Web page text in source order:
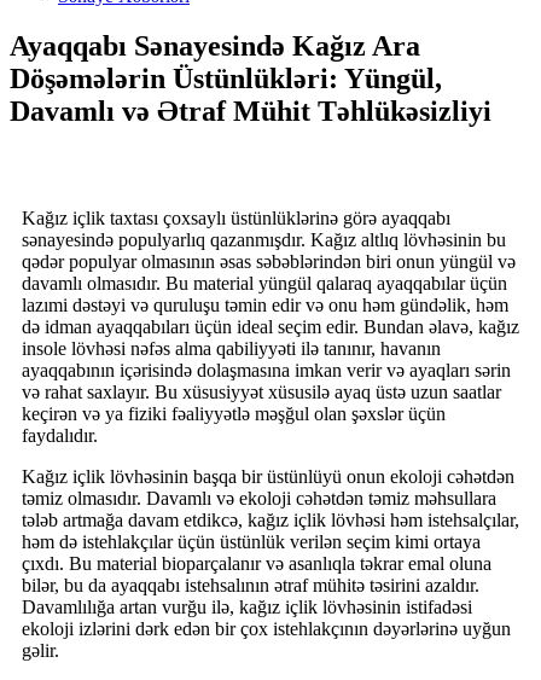
Ayaqqabı Sənayesində Kağız Ara
Döşəmələrin Üstünlükləri: Yüngül,
Davamlı və Ətraf Mühit Təhlükəsizliyi
Kağız içlik taxtası çoxsaylı üstünlüklərinə görə ayaqqabı
sənayesində populyarlıq qazanmışdır. Kağız altlıq lövhəsinin bu
qədər populyar olmasının əsas səbəblərindən biri onun yüngül və
davamlı olmasıdır. Bu material yüngül qalaraq ayaqqabılar üçün
lazımi dəstəyi və quruluşu təmin edir və onu həm gündəlik, həm
də idman ayaqqabıları üçün ideal seçim edir. Bundan əlavə, kağız
insole lövhəsi nəfəs alma qabiliyyəti ilə tanınır, havanın
ayaqqabının içərisində dolaşmasına imkan verir və ayaqları sərin
və rahat saxlayır. Bu xüsusiyyət xüsusilə ayaq üstə uzun saatlar
keçirən və ya fiziki fəaliyyətlə məşğul olan şəxslər üçün
faydalıdır.
Kağız içlik lövhəsinin başqa bir üstünlüyü onun ekoloji cəhətdən
təmiz olmasıdır. Davamlı və ekoloji cəhətdən təmiz məhsullara
tələb artmağa davam etdikcə, kağız içlik lövhəsi həm istehsalçılar,
həm də istehlakçılar üçün üstünlük verilən seçim kimi ortaya
çıxdı. Bu material bioparçalanır və asanlıqla təkrar emal oluna
bilər, bu da ayaqqabı istehsalının ətraf mühitə təsirini azaldır.
Davamlılığa artan vurğu ilə, kağız içlik lövhəsinin istifadəsi
ekoloji izlərini dərk edən bir çox istehlakçının dəyərlərinə uyğun
gəlir.